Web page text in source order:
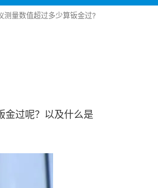
测量数值超过多少算钣金过?
金过呢？以及什么是